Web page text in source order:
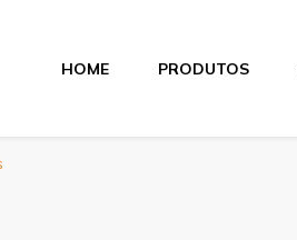
HOME PRODUTOS